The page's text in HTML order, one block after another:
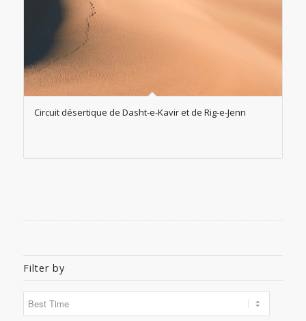
Circuit désertique de Dasht-e-Kavir et de Rig-e-Jenn
Filter by